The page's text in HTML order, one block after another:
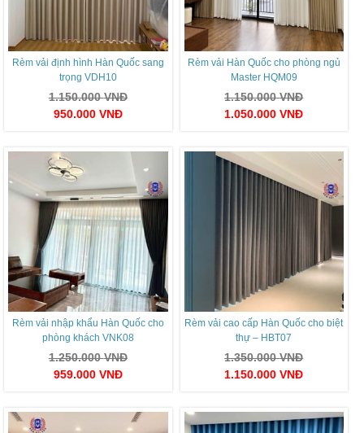
Rèm vải định hình Hàn Quốc sang
trọng VDH10
1.150.000VNĐ
950.000 VNĐ
Rèm vải Hàn Quốc cho phòng ngủ
Master HQM09
1.150.000VNĐ
1.050.000VNĐ
Rèm vải nhập khẩu Hàn Quốc cho
phòng khách VNK08
1.250.000VNĐ
959.000 VNĐ
Rèm vải cao cấp Hàn Quốc cho biệt
thự – HBT07
1.350.000VNĐ
1.150.000VNĐ